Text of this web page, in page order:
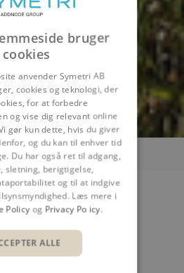
Det Kgl. Bibliotek
bruger
cookies
anvender Symetri AB
cookies og teknologi, der
for at forbedre
og vise dig relevant online
gør kun dette, hvis du giver
og du kan til enhver tid
Du har også ret til adgang,
sletning, berigtigelse,
og til at indgive
Læs mere i
Policyog Privacy Policy.
ALLE